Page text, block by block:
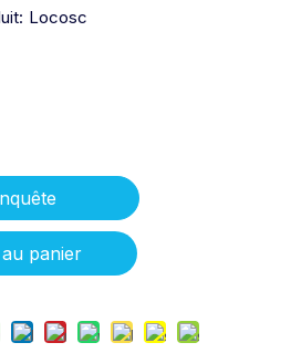
Locosc
panier